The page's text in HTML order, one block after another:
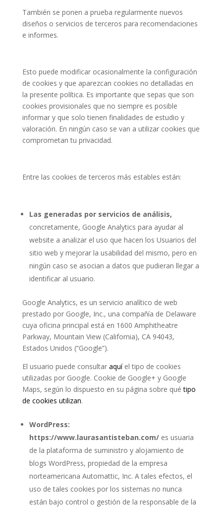
También se ponen a prueba regularmente nuevos
diseños o servicios de terceros para recomendaciones
e informes.
Esto puede modificar ocasionalmente la configuración
de cookies y que aparezcan cookies no detalladas en
la presente política. Es importante que sepas que son
cookies provisionales que no siempre es posible
informar y que solo tienen finalidades de estudio y
valoración. En ningún caso se van a utilizar cookies que
comprometan tu privacidad.
Entre las cookies de terceros más estables están:
Las generadas por servicios de análisis,
concretamente, Google Analytics para ayudar al
website a analizar el uso que hacen los Usuarios del
sitio web y mejorar la usabilidad del mismo, pero en
ningún caso se asocian a datos que pudieran llegar a
identificar al usuario.
Google Analytics, es un servicio analítico de web
prestado por Google, Inc., una compañía de Delaware
cuya oficina principal está en 1600 Amphitheatre
Parkway, Mountain View (California), CA 94043,
Estados Unidos (“Google”).
El usuario puede consultar aquíel tipo de cookies
utilizadas por Google. Cookie de Google+ y Google
Maps, según lo dispuesto en su página sobre quétipo
de cookies utilizan.
WordPress:
https://www.laurasantisteban.com/ es usuaria
de la plataforma de suministro y alojamiento de
blogs WordPress, propiedad de la empresa
norteamericana Automattic, Inc. A tales efectos, el
uso de tales cookies por los sistemas no nunca
están bajo control o gestión de la responsable de la